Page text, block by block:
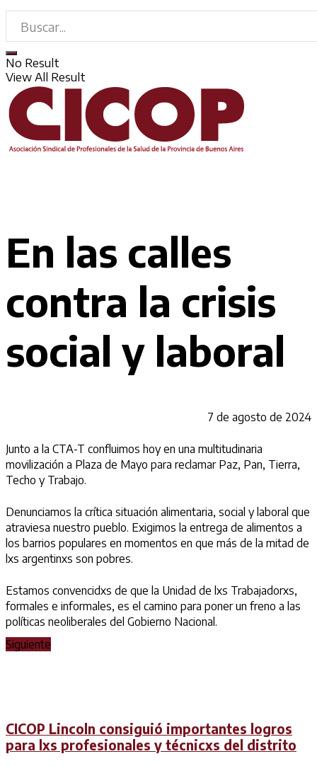
No Result
View All Result
En las calles
contra la crisis
social y laboral
7 de agosto de 2024
Junto a la CTA-T confluimos hoy en una multitudinaria
movilización a Plaza de Mayo para reclamar Paz, Pan, Tierra,
Techo y Trabajo.
Denunciamos la crítica situación alimentaria, social y laboral que
atraviesa nuestro pueblo. Exigimos la entrega de alimentos a
los barrios populares en momentos en que más de la mitad de
lxs argentinxs son pobres.
Estamos convencidxs de que la Unidad de lxs Trabajadorxs,
formales e informales, es el camino para poner un freno a las
políticas neoliberales del Gobierno Nacional.
Siguiente
CICOP Lincoln consiguió importantes logros
para lxs profesionales y técnicxs del distrito